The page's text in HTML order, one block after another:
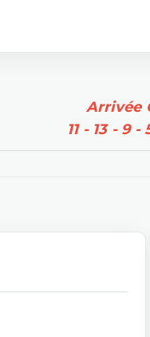
Arrivée
11 - 13 - 9 -